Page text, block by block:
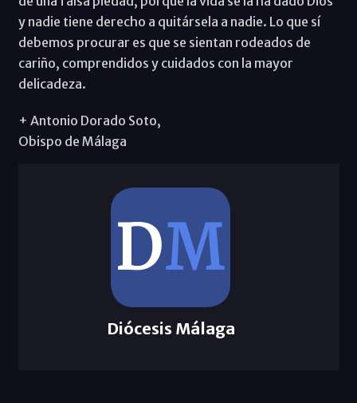
y nadie tiene derecho a quitársela a nadie. Lo que sí
debemos procurar es que se sientan rodeados de
cariño, comprendidos y cuidados con la mayor
delicadeza.
+ Antonio Dorado Soto,
Obispo de Málaga
Diócesis Málaga